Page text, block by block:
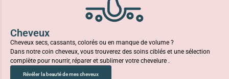
Cheveux
Cheveux secs, cassants, colorés ou en manque de volume ?
Dans notre coin cheveux, vous trouverez des soins ciblés et une sélection
complète pour nourrir, réparer et sublimer votre chevelure .
Révéler la beauté de mes cheveux